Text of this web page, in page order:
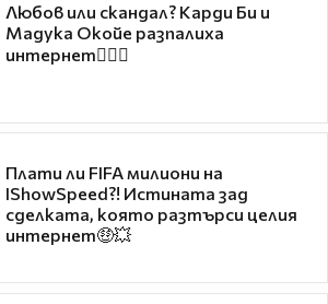
Любов или скандал? Карди Би и
Мадука Окойе разпалиха
интернет❤️‍🔥🔥
Плати ли FIFA милиони на
IShowSpeed?! Истината зад
сделката, която разтърси целия
интернет🤑💥